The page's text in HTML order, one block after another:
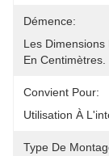
Démence:
Les Dimensions
En Centimètres.
Convient Pour:
Utilisation À
Type De